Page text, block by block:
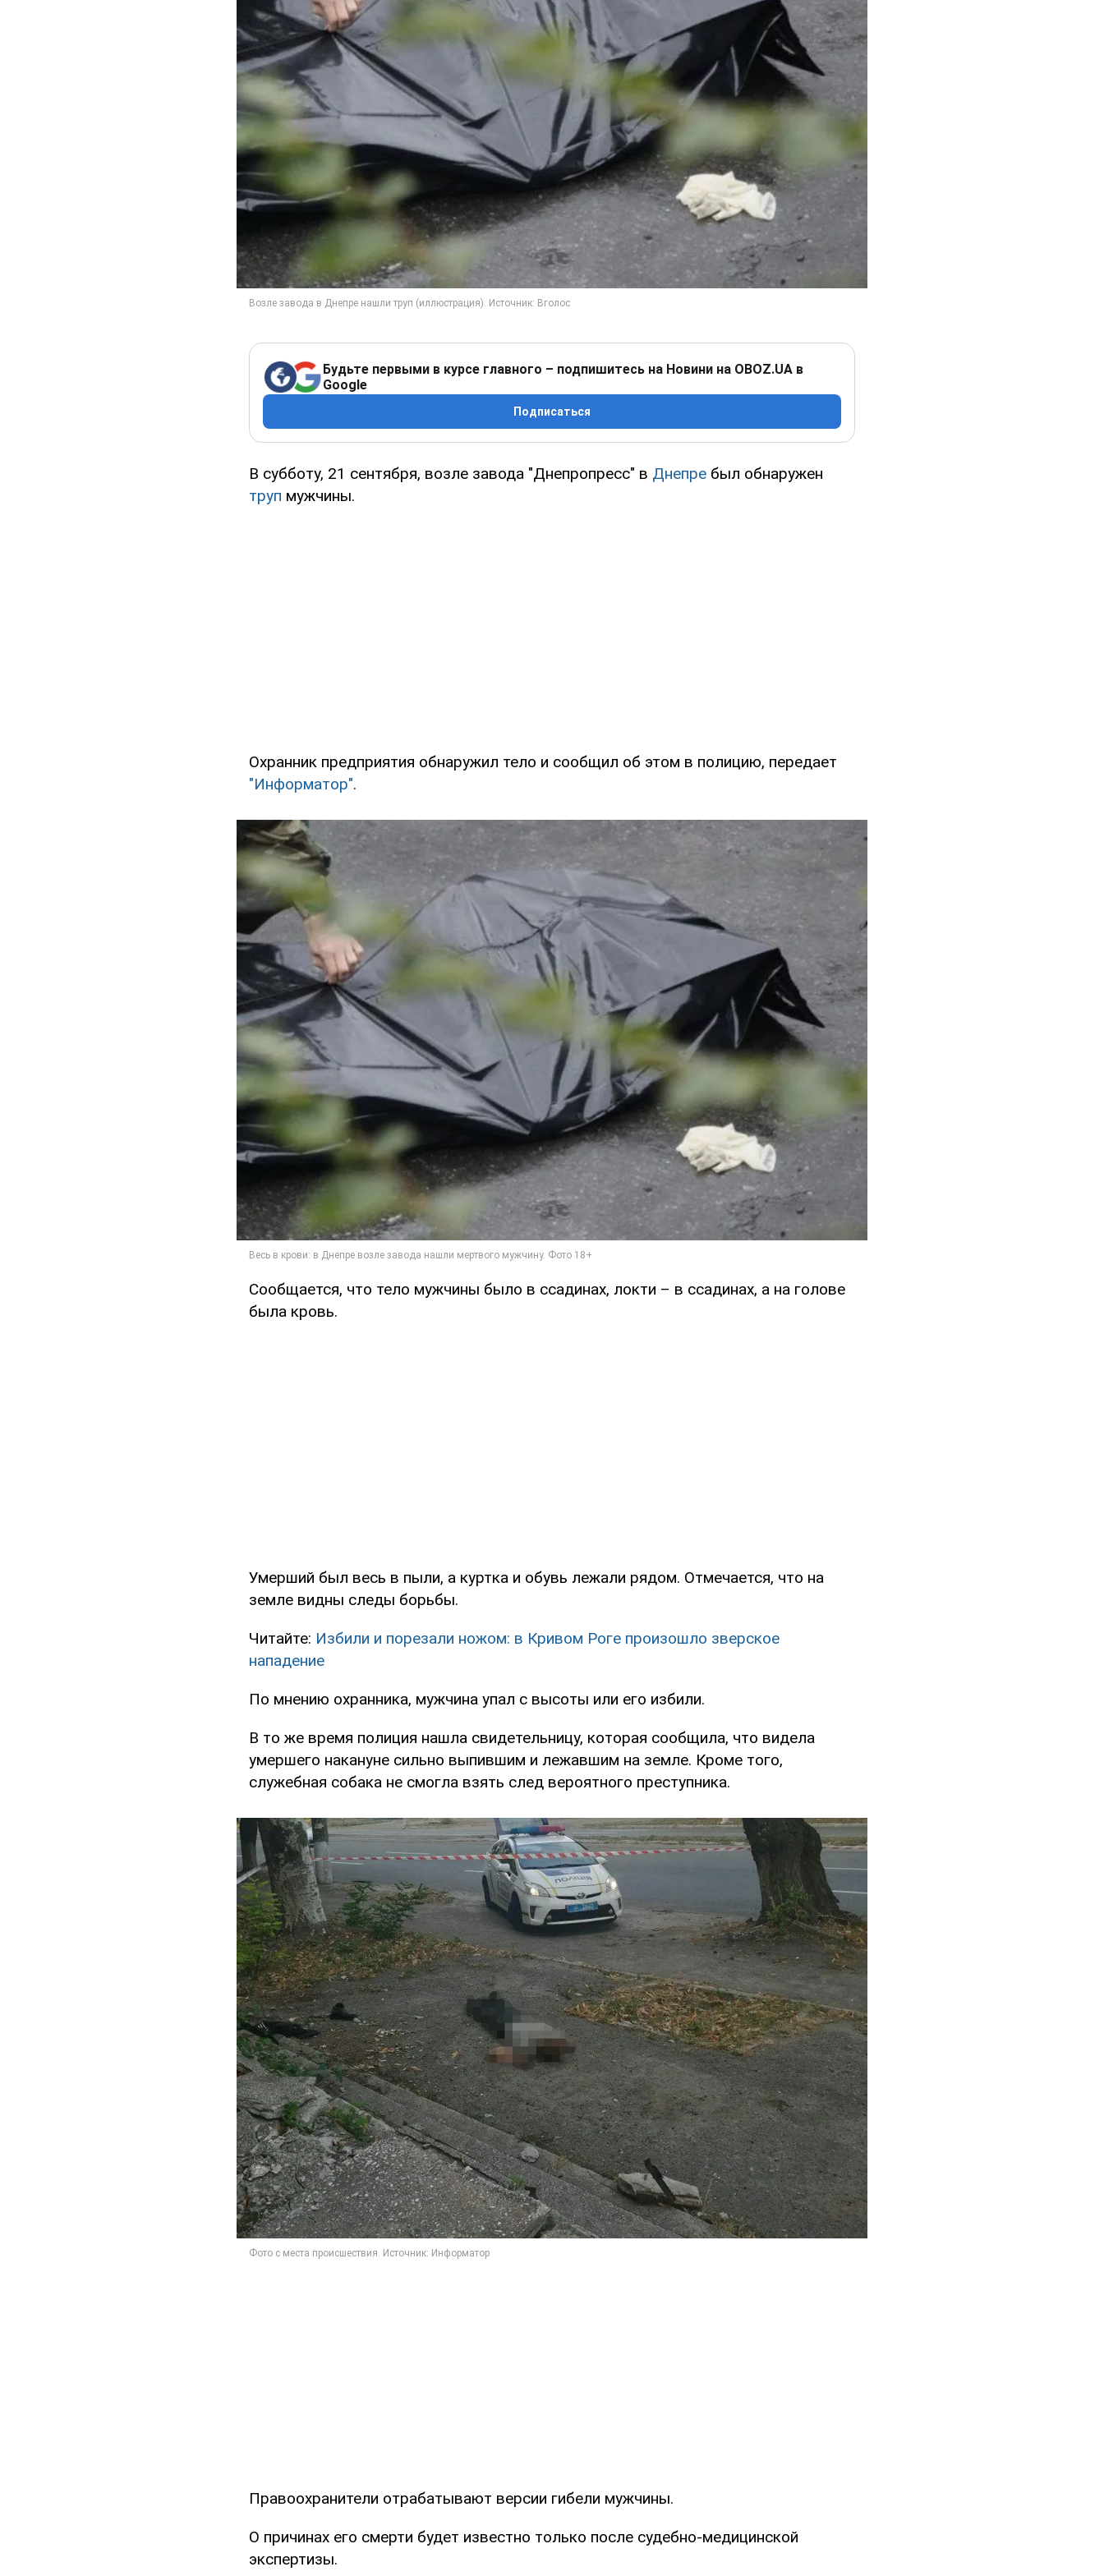
Будьте первыми в курсе главного – подпишитесь на Новини на OBOZ.UA в
Google
Подписаться
В субботу, 21 сентября, возле завода "Днепропресс" в Днепре был обнаружен
труп мужчины.
Охранник предприятия обнаружил тело и сообщил об этом в полицию, передает
"Информатор".
Сообщается, что тело мужчины было в ссадинах, локти – в ссадинах, а на голове
была кровь.
Умерший был весь в пыли, а куртка и обувь лежали рядом. Отмечается, что на
земле видны следы борьбы.
Читайте: Избили и порезали ножом: в Кривом Роге произошло зверское
нападение
По мнению охранника, мужчина упал с высоты или его избили.
В то же время полиция нашла свидетельницу, которая сообщила, что видела
умершего накануне сильно выпившим и лежавшим на земле. Кроме того,
служебная собака не смогла взять след вероятного преступника.
Правоохранители отрабатывают версии гибели мужчины.
О причинах его смерти будет известно только после судебно-медицинской
экспертизы.